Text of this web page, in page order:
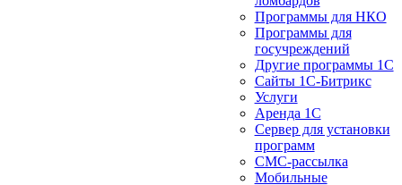
Программы для НКО
Программы для
госучреждений
Другие программы 1С
Сайты 1С-Битрикс
Услуги
Аренда 1С
Сервер для установки
программ
СМС-рассылка
Мобильные